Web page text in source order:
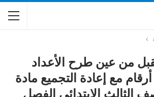
من عين طرح الأعداد
المكونة من 3 أرقام مع إعادة التجميع مادة
الثالث الابتدائي الفصل